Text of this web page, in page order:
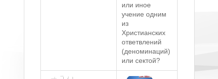
или иное
учение одним
из
Христианских
ответвлений
(деноминаций)
или сектой?